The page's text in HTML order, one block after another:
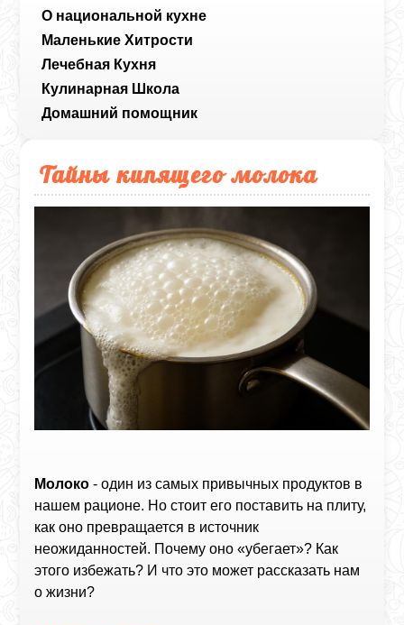
О национальной кухне
Маленькие Хитрости
Лечебная Кухня
Кулинарная Школа
Домашний помощник
Тайны кипящего молока
Молоко - один из самых привычных продуктов в
нашем рационе. Но стоит его поставить на плиту,
как оно превращается в источник
неожиданностей. Почему оно «убегает»? Как
этого избежать? И что это может рассказать нам
о жизни?